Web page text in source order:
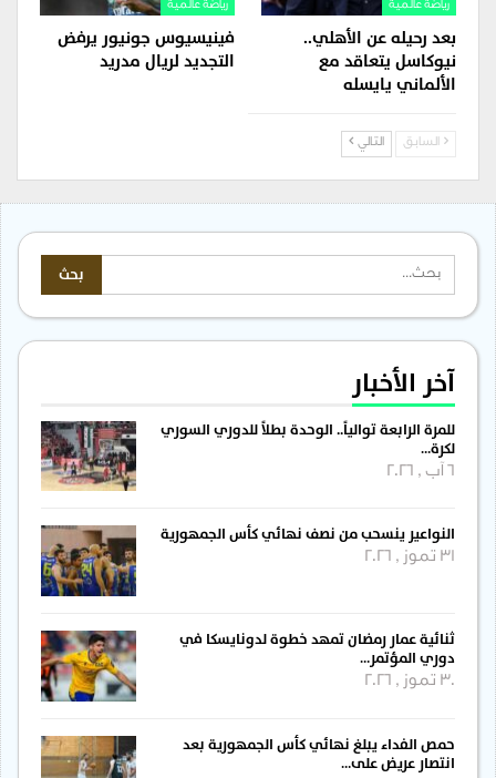
رياضة عالمية
بعد رحيله عن الأهلي..
نيوكاسل يتعاقد مع
الألماني يايسله
رياضة عالمية
فينيسيوس جونيور يرفض
التجديد لريال مدريد
السابق التالي
آخر الأخبار
للمرة الرابعة توالياً.. الوحدة بطلاً للدوري السوري
لكرة…
النواعير ينسحب من نصف نهائي كأس الجمهورية
31 تموز , 2026
ثنائية عمار رمضان تمهد خطوة لدونايسكا في
دوري المؤتمر…
30 تموز , 2026
حمص الفداء يبلغ نهائي كأس الجمهورية بعد
انتصار عريض على…